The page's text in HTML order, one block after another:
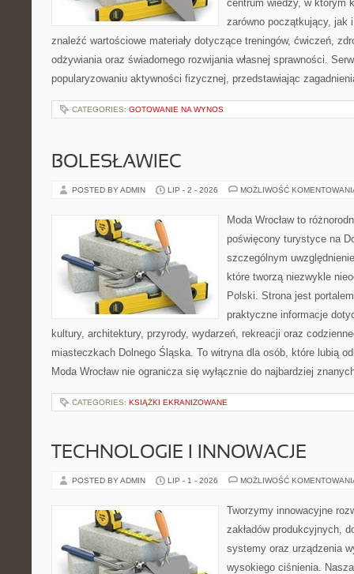
centrum wiedzy, w którym
zarówno początkujący, jak
znaleźć wartościowe materiały dotyczące treningów, ćwiczeń,
odżywiania oraz świadomego rozwijania własnej sprawności.
popularyzowaniu aktywności fizycznej, przedstawiając
CATEGORIES: GOTOWANIE NA WYNOS
BOLESŁAWIEC
POSTED BY ADMIN LIP - 2 - 2026 MOŻLIWOŚĆ
Moda Wrocław to
poświęcony turystyce na
szczególnym
które tworzą niezwykle
Polski. Strona jest
praktyczne informacje
kultury, architektury, przyrody, wydarzeń, rekreacji oraz
miasteczkach Dolnego Śląska. To witryna dla osób, które lubią
Moda Wrocław nie ogranicza się wyłącznie do najbardziej
CATEGORIES: KSIĄŻKI EKRANIZOWANE
TECHNOLOGIE I INNOWACJE
POSTED BY ADMIN LIP - 1 - 2026 MOŻLIWOŚĆ
Tworzymy innowacyjne
zakładów produkcyjnych,
systemy oraz urządzenia
wysokiego ciśnienia.